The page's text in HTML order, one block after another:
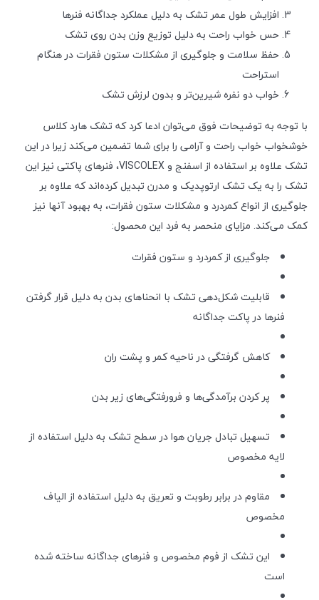
افزایش طول عمر تشک به دلیل عملکرد جداگانه فنرها
حس خواب راحت به دلیل توزیع وزن بدن روی تشک
حفظ سلامت و جلوگیری از مشکلات ستون فقرات در هنگام
استراحت
خواب دو نفره شیرین‌تر و بدون لرزش تشک
با توجه به توضیحات فوق می‌توان ادعا کرد که تشک هارد کلاس
خوشخواب خواب راحت و آرامی را برای شما تضمین می‌کند زیرا در این
تشک علاوه بر استفاده از اسفنج و VISCOLEX، فنرهای پاکتی نیز این
تشک را به یک تشک ارتوپدیک و مدرن تبدیل کرده‌اند که علاوه بر
جلوگیری از انواع کمردرد و مشکلات ستون فقرات، به بهبود آنها نیز
کمک می‌کند. مزایای منحصر به فرد این محصول:
جلوگیری از کمردرد و ستون فقرات
قابلیت شکل‌دهی تشک با انحناهای بدن به دلیل قرار گرفتن
فنرها در پاکت جداگانه
کاهش گرفتگی در ناحیه کمر و پشت ران
پر کردن برآمدگی‌ها و فرورفتگی‌های زیر بدن
تسهیل تبادل جریان هوا در سطح تشک به دلیل استفاده از
لایه مخصوص
مقاوم در برابر رطوبت و تعریق به دلیل استفاده از الیاف
مخصوص
این تشک از فوم مخصوص و فنرهای جداگانه ساخته شده
است